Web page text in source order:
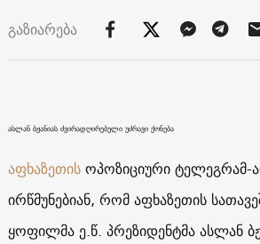
გაზიარება
ასლან ბჟანიას ძვირადღირებული უძრავი ქონება
აფხაზეთისოპოზიციური ტელეგრამ-
ირწმუნებიან, რომ აფხაზეთის
ყოფილმა ე.წ. პრეზიდენტმა ასლან